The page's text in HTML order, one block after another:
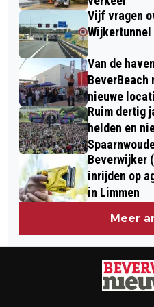
Vijf vragen
Wijkertunnel
Van de
BeverBeach
nieuwe
Ruim dertig
helden en
Beverwijker
inrijden op
in Limmen
Meer